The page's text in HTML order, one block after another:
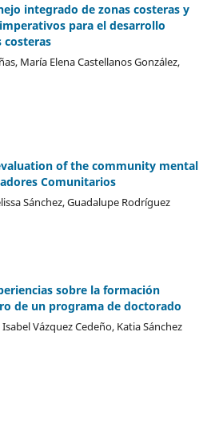
integrado de zonas costeras y
para el desarrollo
costeras
María Elena Castellanos González,
of the community mental
Comunitarios
Sánchez, Guadalupe Rodríguez
sobre la formación
de un programa de doctorado
Vázquez Cedeño, Katia Sánchez